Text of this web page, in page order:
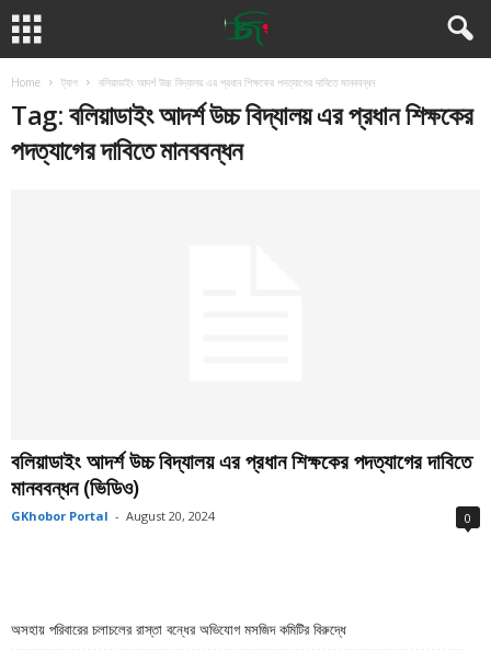
Home ট্যাগ বলিয়াডাইং আদর্শ উচ্চ বিদ্যালয় এর প্রধান শিক্ষকের পদত্যাগের দাবিতে মানববন্ধন
Tag: বলিয়াডাইং আদর্শ উচ্চ বিদ্যালয় এর প্রধান শিক্ষকের
পদত্যাগের দাবিতে মানববন্ধন
বলিয়াডাইং আদর্শ উচ্চ বিদ্যালয় এর প্রধান শিক্ষকের পদত্যাগের দাবিতে
মানববন্ধন (ভিডিও)
GKhobor Portal - August 20, 2024 0
অসহায় পরিবারের চলাচলের রাস্তা বন্ধের অভিযোগ মসজিদ কমিটির বিরুদ্ধে